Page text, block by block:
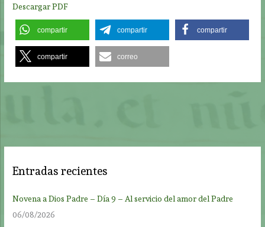
Descargar PDF
compartir compartir compartir
compartir correo
Entradas recientes
Novena a Dios Padre – Día 9 – Al servicio del amor del Padre
06/08/2026